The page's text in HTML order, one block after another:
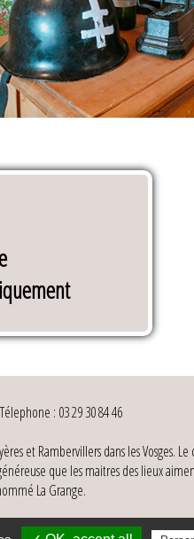
Télephone : 03 29 30 84 46
et Rambervillers dans les Vosges.
que les maitres des lieux
La Grange.